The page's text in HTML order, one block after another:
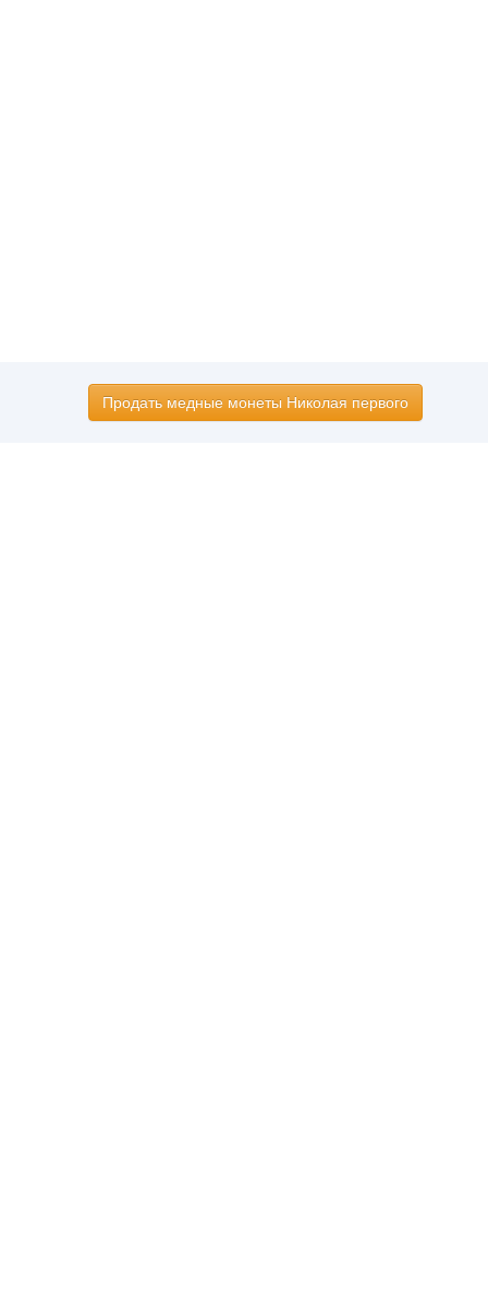
Продать медные монеты Николая первого